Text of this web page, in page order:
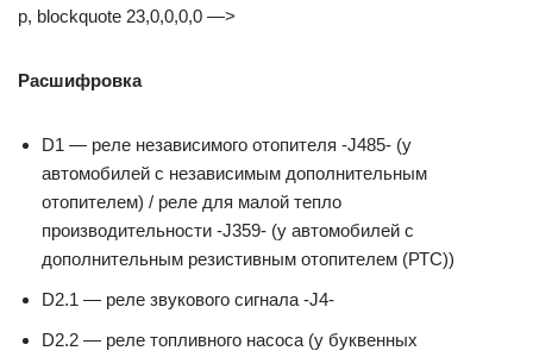
p, blockquote 23,0,0,0,0 —>
Расшифровка
D1 — реле независимого отопителя -J485- (у
автомобилей с независимым дополнительным
отопителем) / реле для малой тепло
производительности -J359- (у автомобилей с
дополнительным резистивным отопителем (РТС))
D2.1 — реле звукового сигнала -J4-
D2.2 — реле топливного насоса (у буквенных